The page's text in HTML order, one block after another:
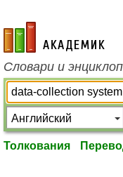
academic.ru
Словари и
Толкования